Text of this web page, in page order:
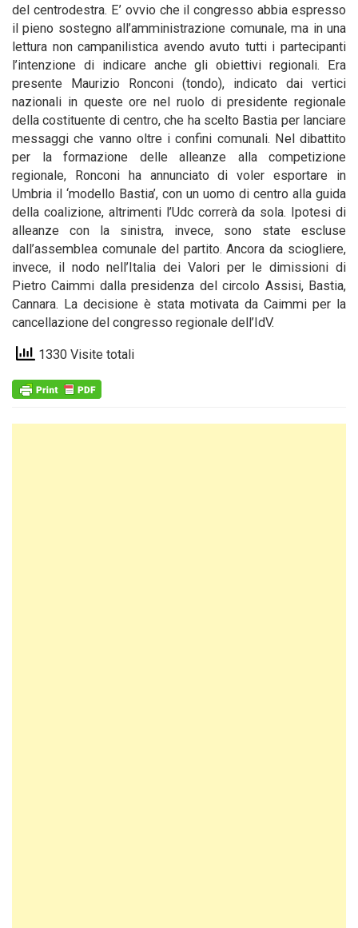
del centrodestra. E’ ovvio che il congresso abbia espresso
il pieno sostegno all’amministrazione comunale, ma in una
lettura non campanilistica avendo avuto tutti i partecipanti
l’intenzione di indicare anche gli obiettivi regionali. Era
presente Maurizio Ronconi (tondo), indicato dai vertici
nazionali in queste ore nel ruolo di presidente regionale
della costituente di centro, che ha scelto Bastia per lanciare
messaggi che vanno oltre i confini comunali. Nel dibattito
per la formazione delle alleanze alla competizione
regionale, Ronconi ha annunciato di voler esportare in
Umbria il ‘modello Bastia’, con un uomo di centro alla guida
della coalizione, altrimenti l’Udc correrà da sola. Ipotesi di
alleanze con la sinistra, invece, sono state escluse
dall’assemblea comunale del partito. Ancora da sciogliere,
invece, il nodo nell’Italia dei Valori per le dimissioni di
Pietro Caimmi dalla presidenza del circolo Assisi, Bastia,
Cannara. La decisione è stata motivata da Caimmi per la
cancellazione del congresso regionale dell’IdV.
1330 Visite totali